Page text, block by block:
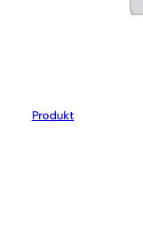
Produkt